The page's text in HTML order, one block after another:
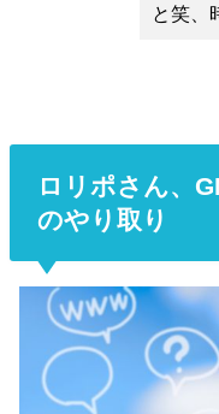
と笑、
ロリポさん、
のやり取り